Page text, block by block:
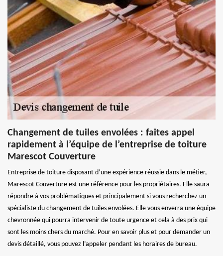
Changement de tuiles envolées : faites appel
rapidement à l’équipe de l’entreprise de toiture
Marescot Couverture
Entreprise de toiture disposant d’une expérience réussie dans le métier,
Marescot Couverture est une référence pour les propriétaires. Elle saura
répondre à vos problématiques et principalement si vous recherchez un
spécialiste du changement de tuiles envolées. Elle vous enverra une équipe
chevronnée qui pourra intervenir de toute urgence et cela à des prix qui
sont les moins chers du marché. Pour en savoir plus et pour demander un
devis détaillé, vous pouvez l’appeler pendant les horaires de bureau.